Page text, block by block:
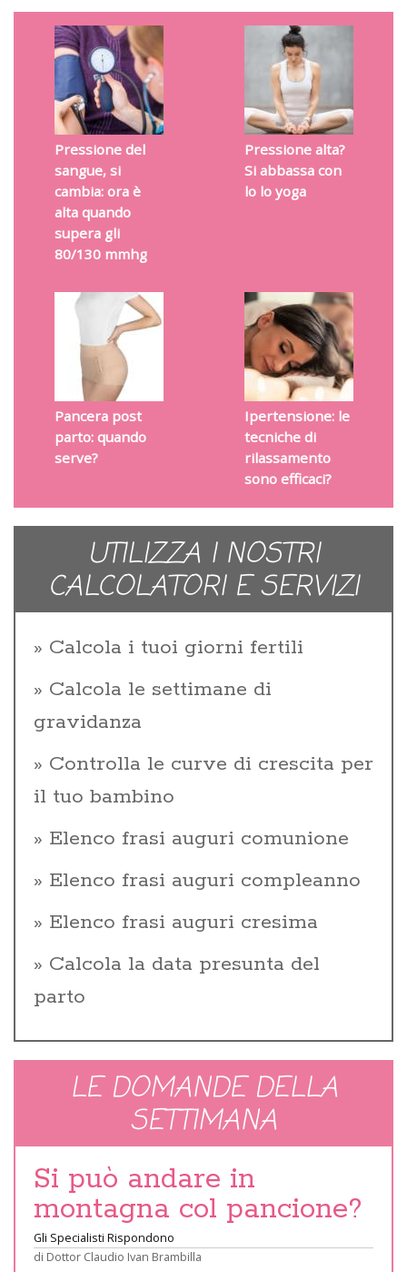
Pressione del
sangue, si
cambia: ora è
alta quando
supera gli
80/130 mmhg
Pressione alta?
Si abbassa con
lo lo yoga
Pancera post
parto: quando
serve?
Ipertensione: le
tecniche di
rilassamento
sono efficaci?
UTILIZZA I NOSTRI
CALCOLATORI E SERVIZI
Calcola i tuoi giorni fertili
Calcola le settimane di
gravidanza
Controlla le curve di crescita per
il tuo bambino
Elenco frasi auguri comunione
Elenco frasi auguri compleanno
Elenco frasi auguri cresima
Calcola la data presunta del
parto
LE DOMANDE DELLA
SETTIMANA
Si può andare in
montagna col pancione?
Gli Specialisti Rispondono
di Dottor Claudio Ivan Brambilla